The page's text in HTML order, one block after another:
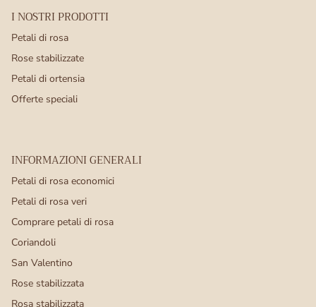
I NOSTRI PRODOTTI
Petali di rosa
Rose stabilizzate
Petali di ortensia
Offerte speciali
INFORMAZIONI GENERALI
Petali di rosa economici
Petali di rosa veri
Comprare petali di rosa
Coriandoli
San Valentino
Rose stabilizzata
Rosa stabilizzata